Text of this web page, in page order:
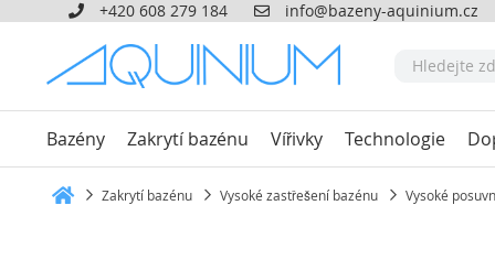
+420 608 279 184 info@bazeny-aquinium.cz
Bazény Zakrytí bazénu Vířivky Technologie
Zakrytí bazénu Vysoké zastřešení bazénu Vysoké